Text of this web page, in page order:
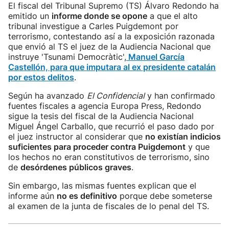
El fiscal del Tribunal Supremo (TS) Álvaro Redondo ha
emitido un informe donde se opone a que el alto
tribunal investigue a Carles Puigdemont por
terrorismo, contestando así a la exposición razonada
que envió al TS el juez de la Audiencia Nacional que
instruye 'Tsunami Democràtic', Manuel García
Castellón, para que imputara al ex presidente catalán
por estos delitos.
Según ha avanzado El Confidencialy han confirmado
fuentes fiscales a agencia Europa Press, Redondo
sigue la tesis del fiscal de la Audiencia Nacional
Miguel Ángel Carballo, que recurrió el paso dado por
el juez instructor al considerar que no existían indicios
suficientes para proceder contra Puigdemont y que
los hechos no eran constitutivos de terrorismo, sino
de desórdenes públicos graves.
Sin embargo, las mismas fuentes explican que el
informe aún no es definitivo porque debe someterse
al examen de la junta de fiscales de lo penal del TS.